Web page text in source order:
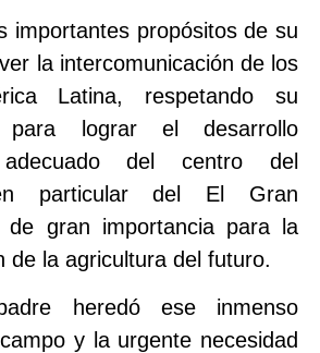
importantes propósitos de su
la intercomunicación de los
Latina, respetando su
para lograr el desarrollo
del centro del
particular del El Gran
de gran importancia para la
de la agricultura del futuro.
heredó ese inmenso
y la urgente necesidad